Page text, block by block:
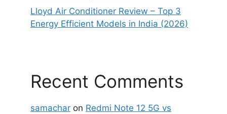
Lloyd Air Conditioner Review – Top 3
Energy Efficient Models in India (2026)
Recent Comments
samachar on Redmi Note 12 5G vs